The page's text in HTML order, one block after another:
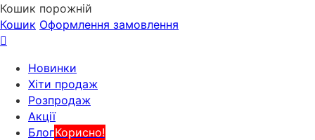
Кошик порожній
Кошик Оформлення замовлення
Новинки
Хіти продаж
Розпродаж
Акції
БлогКорисно!